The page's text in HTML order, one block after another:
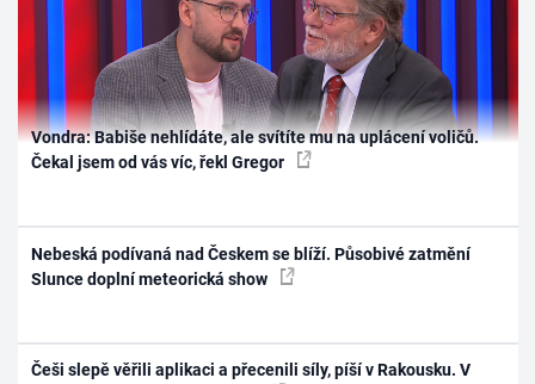
Vondra: Babiše nehlídáte, ale svítíte mu na uplácení voličů.
Čekal jsem od vás víc, řekl Gregor
Nebeská podívaná nad Českem se blíží. Působivé zatmění
Slunce doplní meteorická show
Češi slepě věřili aplikaci a přecenili síly, píší v Rakousku. V